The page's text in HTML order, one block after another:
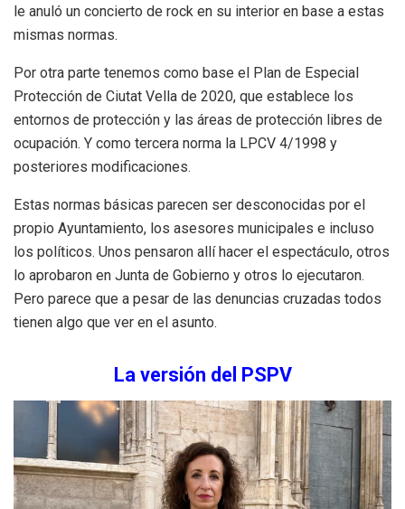
le anuló un concierto de rock en su interior en base a estas
mismas normas.
Por otra parte tenemos como base el Plan de Especial
Protección de Ciutat Vella de 2020, que establece los
entornos de protección y las áreas de protección libres de
ocupación. Y como tercera norma la LPCV 4/1998 y
posteriores modificaciones.
Estas normas básicas parecen ser desconocidas por el
propio Ayuntamiento, los asesores municipales e incluso
los políticos. Unos pensaron allí hacer el espectáculo, otros
lo aprobaron en Junta de Gobierno y otros lo ejecutaron.
Pero parece que a pesar de las denuncias cruzadas todos
tienen algo que ver en el asunto.
La versión del PSPV